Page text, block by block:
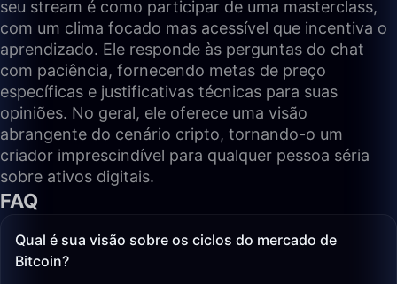
seu stream é como participar de uma masterclass,
com um clima focado mas acessível que incentiva o
aprendizado. Ele responde às perguntas do chat
com paciência, fornecendo metas de preço
específicas e justificativas técnicas para suas
opiniões. No geral, ele oferece uma visão
abrangente do cenário cripto, tornando-o um
criador imprescindível para qualquer pessoa séria
sobre ativos digitais.
FAQ
Qual é sua visão sobre os ciclos do mercado de
Bitcoin?